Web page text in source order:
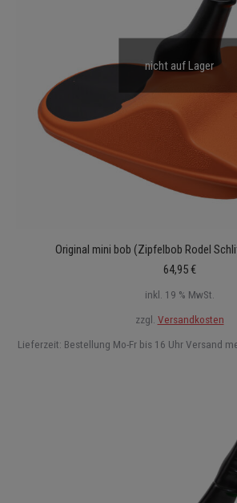
nicht auf Lager
Original mini bob (Zipfelbob Rodel
64,95€
inkl. 19 % MwSt.
zzgl. Versandkosten
Lieferzeit: Bestellung Mo-Fr bis 16 Uhr Versand